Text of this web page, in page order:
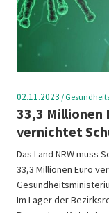
02.11.2023 /
33,3 Millionen
vernichtet
Das Land NRW muss
33,3 Millionen Euro
Im Lager der